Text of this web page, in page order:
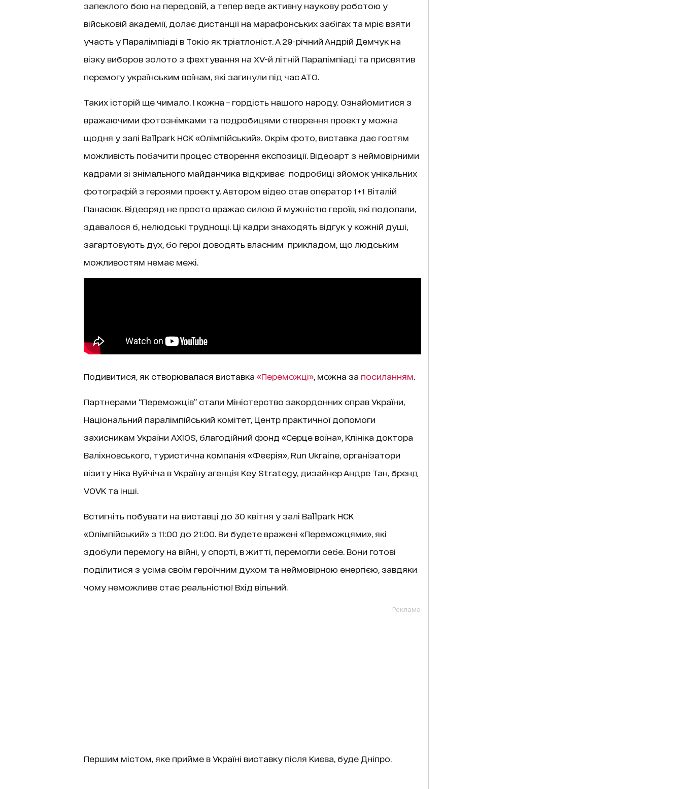
запеклого бою на передовій, а тепер веде активну наукову роботою у
військовій академії, долає дистанції на марафонських забігах та мріє взяти
участь у Паралімпіаді в Токіо як тріатлоніст. А 29-річний Андрій Демчук на
візку виборов золото з фехтування на XV-й літній Паралімпіаді та присвятив
перемогу українським воїнам, які загинули під час АТО.
Таких історій ще чимало. І кожна – гордість нашого народу. Ознайомитися з
вражаючими фотознімками та подробицями створення проекту можна
щодня у залі Ballpark НСК «Олімпійський». Окрім фото, виставка дає гостям
можливість побачити процес створення експозиції. Відеоарт з неймовірними
кадрами зі знімального майданчика відкриває подробиці зйомок унікальних
фотографій з героями проекту. Автором відео став оператор 1+1 Віталій
Панасюк. Відеоряд не просто вражає силою й мужністю героїв, які подолали,
здавалося б, нелюдські труднощі. Ці кадри знаходять відгук у кожній душі,
загартовують дух, бо герої доводять власним прикладом, що людським
можливостям немає межі.
Подивитися, як створювалася виставка «Переможці», можна за посиланням
Партнерами “Переможців” стали Міністерство закордонних справ України,
Національний паралімпійський комітет, Центр практичної допомоги
захисникам України AXIOS, благодійний фонд «Серце воїна», Клініка доктора
Валіхновського, туристична компанія «Феєрія», Run Ukraine, організатори
візиту Ніка Вуйчіча в Україну агенція Key Strategy, дизайнер Андре Тан, бренд
VOVK та інші.
Встигніть побувати на виставці до 30 квітня у залі Ballpark НСК
«Олімпійський» з 11:00 до 21:00. Ви будете вражені «Переможцями», які
здобули перемогу на війні, у спорті, в житті, перемогли себе. Вони готові
поділитися з усіма своїм героїчним духом та неймовірною енергією, завдяки
чому неможливе стає реальністю! Вхід вільний.
Реклама
Першим містом, яке прийме в Україні виставку після Києва, буде Дніпро.